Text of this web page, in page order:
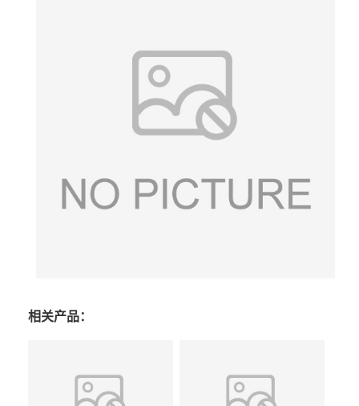
相关产品：